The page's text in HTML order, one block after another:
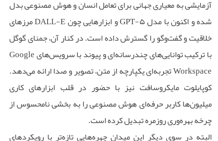
آزمایشی به معیاری جهانی برای تعامل انسان و هوش مصنوعی بدل
شده و اکنون با مدل GPT-۵ و ابزارهایی چون DALL-E مرزهای
خلاقیت و گفت‌وگو را گسترش داده است. در کنار آن، جمنای گوگل
با ترکیب توانایی‌های چندرسانه‌ای و پیوند با سرویس‌های Google
Workspace تجربه‌ای یکپارچه از متن، تصویر و صدا ارائه می‌دهد.
کوپایلوت مایکروسافت نیز با حضور در قلب ابزارهای کاری
‌میلیون‌ها کاربر حرفه‌ای هوش مصنوعی را به بخشی نامحسوس از
چرخه بهره‌وری روزمره تبدیل کرده است.
البته در سوی دیگر این میدان چهره‌هایی تازه‌تر با رویکردهای